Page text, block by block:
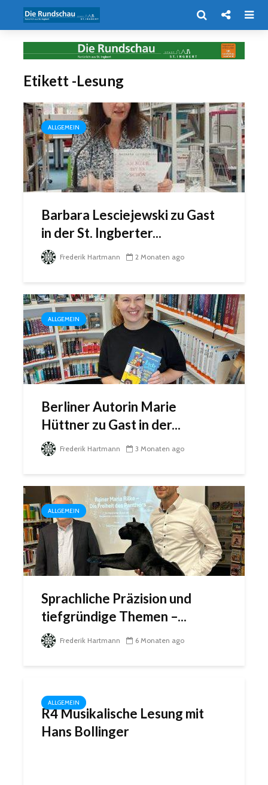
Etikett -Lesung
ALLGEMEIN
Barbara Lesciejewski zu Gast
in der St. Ingberter...
Frederik Hartmann 2 Monaten ago
ALLGEMEIN
Berliner Autorin Marie
Hüttner zu Gast in der...
Frederik Hartmann 3 Monaten ago
ALLGEMEIN
Sprachliche Präzision und
tiefgründige Themen –...
Frederik Hartmann 6 Monaten ago
ALLGEMEIN
R4 Musikalische Lesung mit
Hans Bollinger